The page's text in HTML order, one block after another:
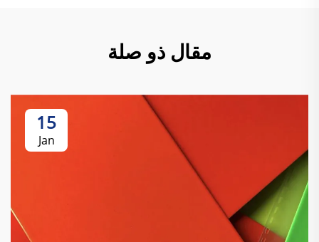
مقال ذو صلة
15
Jan